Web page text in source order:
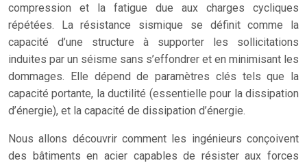
compression et la fatigue due aux charges cycliques
répétées. La résistance sismique se définit comme la
capacité d’une structure à supporter les sollicitations
induites par un séisme sans s’effondrer et en minimisant les
dommages. Elle dépend de paramètres clés tels que la
capacité portante, la ductilité (essentielle pour la dissipation
d’énergie), et la capacité de dissipation d’énergie.
Nous allons découvrir comment les ingénieurs conçoivent
des bâtiments en acier capables de résister aux forces